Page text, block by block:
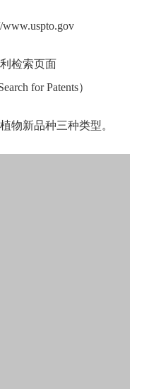
检索页面
for Patents）
物新品种三种类型。